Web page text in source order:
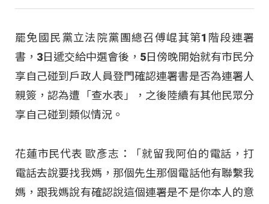
罷免國民黨立法院黨團總召傅崐萁第1階段連署
書，3日遞交給中選會後，5日傍晚開始就有市民分
享自己碰到戶政人員登門確認連署書是否為連署人
親簽，認為遭「查水表」，之後陸續有其他民眾分
享自己碰到類似情況。
花蓮市民代表 歐彥志：「就留我阿伯的電話，打
電話去說要找我媽，那個先生那個電話他有聯繫我
媽，跟我媽說有確認說這個連署是不是你本人的意